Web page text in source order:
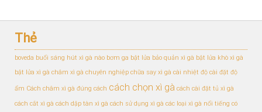
Thẻ
boveda buổi sáng hút xì gà nào bơm ga bật lửa bảo quản xì gà bật lửa khò xì gà
bật lửa xì gà châm xì gà chuyên nghiệp chữa say xì gà cài nhiệt độ cài đặt độ
ẩm Cách châm xì gà đúng cách cách chọn xì gà cách cài đặt tủ xì gà
cách cắt xì gà cách dập tàn xì gà cách sử dụng xì gà các loại xì gà nổi tiếng có